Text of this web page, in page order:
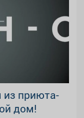
приюта-
дом!